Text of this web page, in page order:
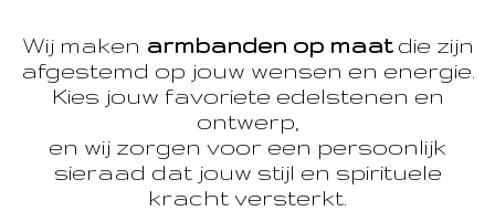
Wij maken armbanden op maatdie zijn
afgestemd op jouw wensen en energie.
Kies jouw favoriete edelstenen en
ontwerp,
en wij zorgen voor een persoonlijk
sieraad dat jouw stijl en spirituele
kracht versterkt.